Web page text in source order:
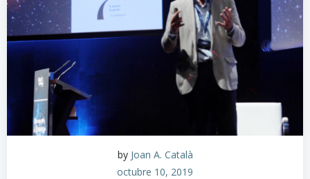
by Joan A. Català
octubre 10, 2019